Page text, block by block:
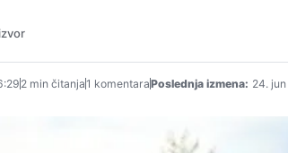
2 min čitanja1 komentaraPoslednja izmena: 24.